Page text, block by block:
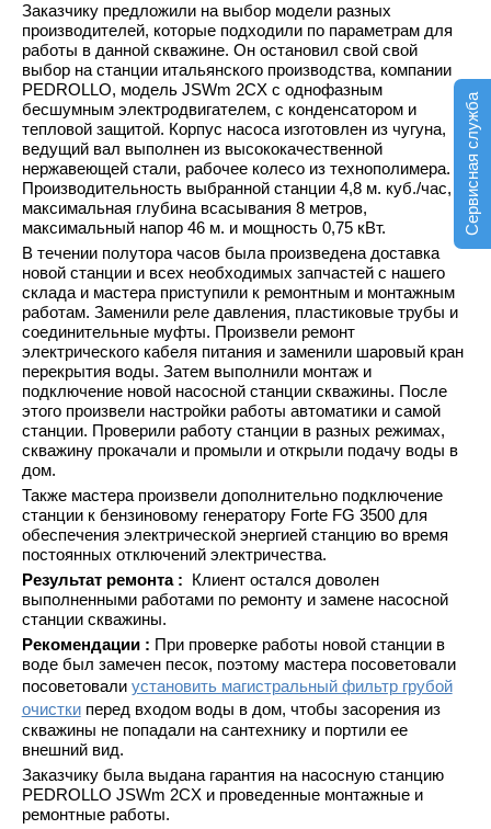
Сервисная служба
Заказчику предложили на выбор модели разных
производителей, которые подходили по параметрам для
работы в данной скважине. Он остановил свой свой
выбор на станции итальянского производства, компании
PEDROLLO, модель JSWm 2CX с однофазным
беcшумным электродвигателем, с конденсатором и
тепловой защитой. Корпус насоса изготовлен из чугуна,
ведущий вал выполнен из высококачественной
нержавеющей стали, рабочее колесо из технополимера.
Производительность выбранной станции 4,8 м. куб./час,
максимальная глубина всасывания 8 метров,
максимальный напор 46 м. и мощность 0,75 кВт.
В течении полутора часов была произведена доставка
новой станции и всех необходимых запчастей с нашего
склада и мастера приступили к ремонтным и монтажным
работам. Заменили реле давления, пластиковые трубы и
соединительные муфты. Произвели ремонт
электрического кабеля питания и заменили шаровый кран
перекрытия воды. Затем выполнили монтаж и
подключение новой насосной станции скважины. После
этого произвели настройки работы автоматики и самой
станции. Проверили работу станции в разных режимах,
скважину прокачали и промыли и открыли подачу воды в
дом.
Также мастера произвели дополнительно подключение
станции к бензиновому генератору Forte FG 3500 для
обеспечения электрической энергией станцию во время
постоянных отключений электричества.
Результат ремонта : Клиент остался доволен
выполненными работами по ремонту и замене насосной
станции скважины.
Рекомендации : При проверке работы новой станции в
воде был замечен песок, поэтому мастера посоветовали
посоветовали установить магистральный фильтр грубой
очисткиперед входом воды в дом, чтобы засорения из
скважины не попадали на сантехнику и портили ее
внешний вид.
Заказчику была выдана гарантия на насосную станцию
PEDROLLO JSWm 2CX и проведенные монтажные и
ремонтные работы.